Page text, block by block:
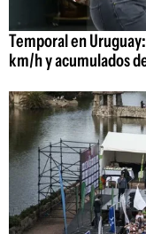
Temporal en
km/h y acumulados